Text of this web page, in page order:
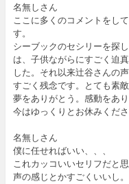
名無しさん
ここに多くのコメントをし
す。
シーブックのセシリーを探
は、子供ながらにすごく迫
した。それ以来辻谷さんの
すごく残念です。とても素
夢をありがとう。感動をあり
今はゆっくりとお休みくださ
名無しさん
僕に任せればいい、、、
これカッコいいセリフだと思
声の感じとかすごくいいし。